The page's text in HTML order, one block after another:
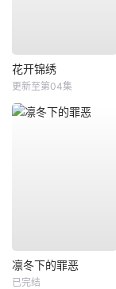
花开锦绣
更新至第04集
凛冬下的罪恶
已完结